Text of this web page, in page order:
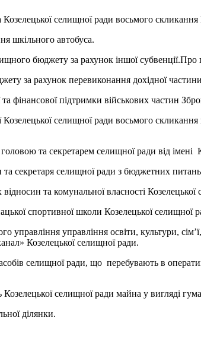
селищної ради восьмого
шкільного автобуса.
бюджету за рахунок іншої субвенції.Про
за рахунок перевиконання дохідної
фінансової підтримки військових частин
Козелецької селищної ради восьмого
та секретарем селищної ради від імені
секретаря селищної ради з бюджетних
та комунальної власності Козелецької
спортивної школи Козелецької селищної
управління управління освіти, культури,
Козелецької селищної ради.
селищної ради, що перебувають в
селищної ради майна у вигляді
ділянки.